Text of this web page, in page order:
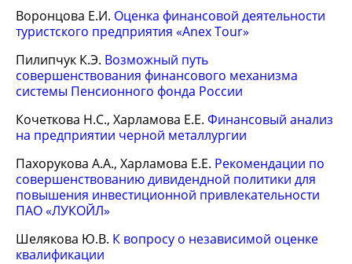
Воронцова Е.И. Оценка финансовой деятельности
туристского предприятия «Anex Tour»
Пилипчук К.Э. Возможный путь
совершенствования финансового механизма
системы Пенсионного фонда России
Кочеткова Н.С., Харламова Е.Е. Финансовый анализ
на предприятии черной металлургии
Пахорукова А.А., Харламова Е.Е. Рекомендации по
совершенствованию дивидендной политики для
повышения инвестиционной привлекательности
ПАО «ЛУКОЙЛ»
Шелякова Ю.В. К вопросу о независимой оценке
квалификации